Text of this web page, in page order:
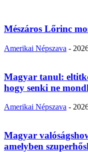
Mészáros Lőrinc
Amerikai Népszava -
Magyar tanul:
hogy senki ne
Amerikai Népszava -
Magyar
amelyben